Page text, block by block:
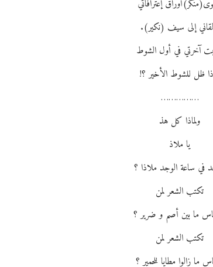
إعترافاتي
إلى سيف (نكير).
آخرتي في أول الشوط
ظل للشوط الأخير ؟!
……………
ولماذا كل هذ
يا ملاذ
في ساعة الوجد ملاذا ؟
تكتب الشعر لمن
ما بين أصم و ضرير ؟
تكتب الشعر لمن
ما زالوا مطايا للحمير ؟